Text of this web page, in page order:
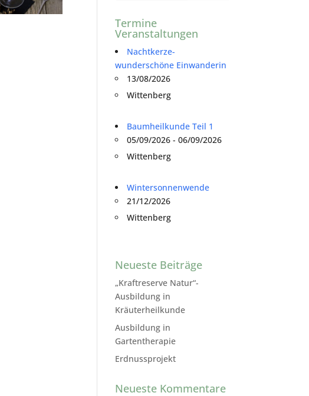
Termine
Veranstaltungen
Nachtkerze-
wunderschöne Einwanderin
13/08/2026
Wittenberg
Baumheilkunde Teil 1
05/09/2026 - 06/09/2026
Wittenberg
Wintersonnenwende
21/12/2026
Wittenberg
Neueste Beiträge
„Kraftreserve Natur“-
Ausbildung in
Kräuterheilkunde
Ausbildung in
Gartentherapie
Erdnussprojekt
Neueste Kommentare